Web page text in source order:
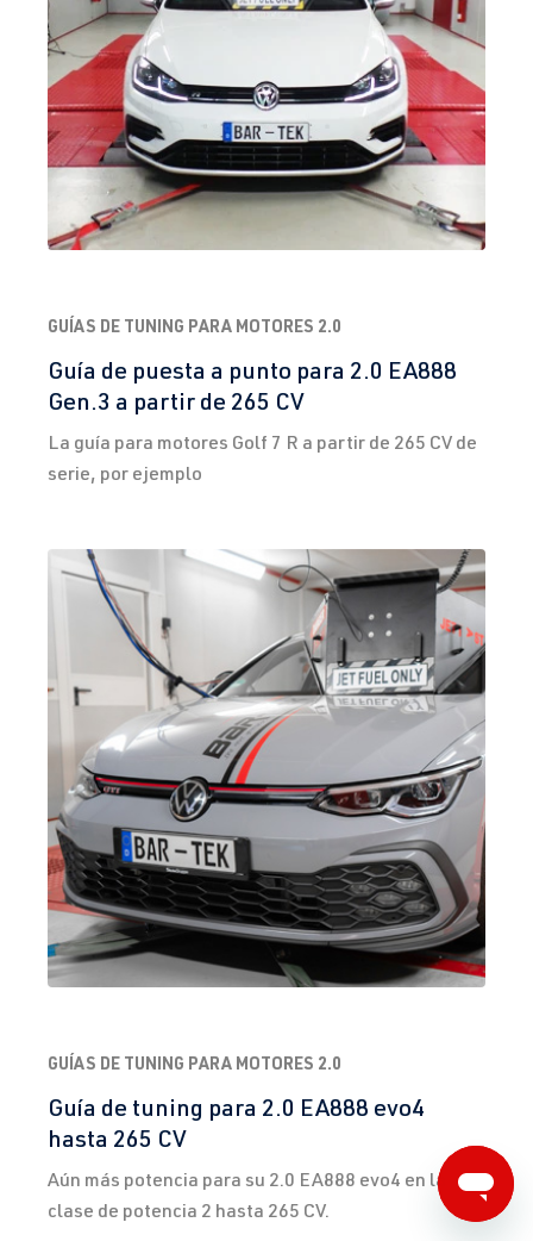
GUÍAS DE TUNING PARA MOTORES 2.0
Guía de puesta a punto para 2.0 EA888
Gen.3 a partir de 265 CV
La guía para motores Golf 7 R a partir de 265 CV de
serie, por ejemplo
GUÍAS DE TUNING PARA MOTORES 2.0
Guía de tuning para 2.0 EA888 evo4
hasta 265 CV
Aún más potencia para su 2.0 EA888 evo4 en la
clase de potencia 2 hasta 265 CV.